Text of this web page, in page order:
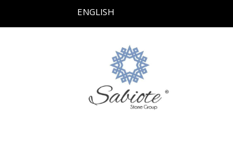
ENGLISH